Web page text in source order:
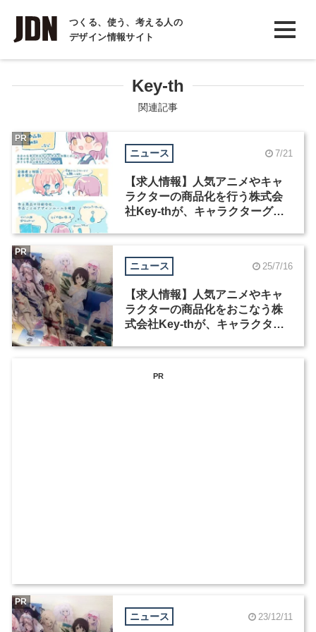
つくる、使う、考える人の
デザイン情報サイト
INTERVIEW
インタビュー
COLUMN
コラム
Key-th
関連記事
ニュース 7/21
【求人情報】人気アニメやキャ
ラクターの商品化を行う株式会
社Key-thが、キャラクターグッ
PR
ニュース 25/7/16
【求人情報】人気アニメやキャ
ラクターの商品化をおこなう株
式会社Key-thが、キャラクター
PR
PR
ニュース 23/12/11
PR